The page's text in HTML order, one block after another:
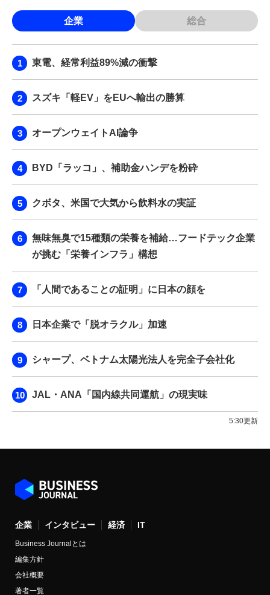
企業 総合
東電、経常利益89%減の衝撃
スズキ「軽EV」をEUへ輸出の勝算
オープンウェイトAI論争
BYD「ラッコ」、補助金ハンデを粉砕
クボタ、米国で大気から飲料水の実証
無味無臭で15種類の栄養を補給…フードテック企業
が挑む「栄養インフラ」構想
「人間であることの証明」に日本の顔を
日本企業で「脱オラクル」加速
シャープ、ベトナム太陽光法人を完全子会社化
JAL・ANA「国内線共同運航」の現実味
5:30更新
企業 インタビュー 経済 IT
Business Journalとは
編集方針
会社概要
著者一覧